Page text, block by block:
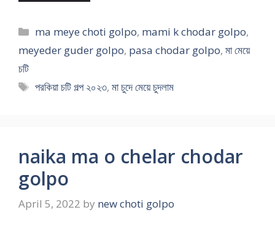
Categories
ma meye choti golpo, mami k chodar golpo,
meyeder guder golpo, pasa chodar golpo, মা মেয়ে
চটি
Tags
পরকিয়া চটি গল্প ২০২৩,মা চুদে মেয়ে চুদলাম
naika ma o chelar chodar
golpo
April 5, 2022 by new choti golpo